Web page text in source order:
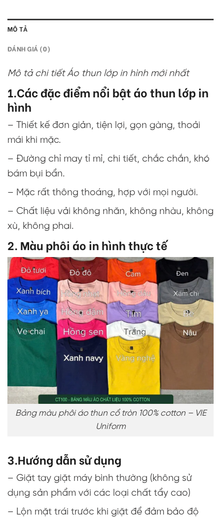
MÔ TẢ
ĐÁNH GIÁ (0)
Mô tả chi tiết Áo thun lớp in hình mới nhất
1.Các đặc điểm nổi bật áo thun lớp in
hình
– Thiết kế đơn giản, tiện lợi, gọn gàng, thoải
mái khi mặc.
– Đường chỉ may tỉ mỉ, chi tiết, chắc chắn, khó
bám bụi bẩn.
– Mặc rất thông thoáng, hợp với mọi người.
– Chất liệu vải không nhăn, không nhàu, không
xù, không phai.
2. Màu phôi áo in hình thực tế
Bảng màu phôi áo thun cổ tròn 100% cotton – VIE
Uniform
3.Hướng dẫn sử dụng
– Giặt tay giặt máy bình thường (không sử
dụng sản phẩm với các loại chất tẩy cao)
– Lộn mặt trái trước khi giặt để đảm bảo độ